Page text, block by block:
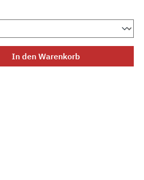
gewünschten Wert ein
In den Warenkorb